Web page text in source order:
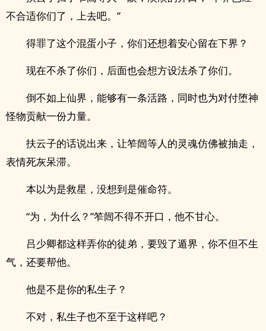
不合适你们了，上去吧。”
得罪了这个混蛋小子，你们还想着安心留在下界？
现在不杀了你们，后面也会想方设法杀了你们。
倒不如上仙界，能够有一条活路，同时也为对付堕神
怪物贡献一份力量。
扶云子的话说出来，让笮闿等人的灵魂仿佛被抽走，
表情死灰呆滞。
本以为是救星，没想到是催命符。
“为，为什么？”笮闿不得不开口，他不甘心。
吕少卿都这样弄你的徒弟，要毁了遁界，你不但不生
气，还要帮他。
他是不是你的私生子？
不对，私生子也不至于这样吧？